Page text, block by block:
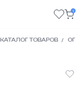
1
КАТАЛОГ ТОВАРОВ